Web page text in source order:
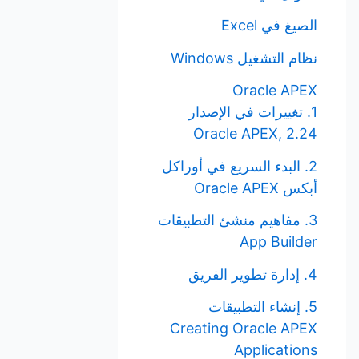
الصيغ في Excel
نظام التشغيل Windows
Oracle APEX
1. تغييرات في الإصدار
Oracle APEX, 2.24
2. البدء السريع في أوراكل
أبكس Oracle APEX
3. مفاهيم منشئ التطبيقات
App Builder
4. إدارة تطوير الفريق
5. إنشاء التطبيقات
Creating Oracle APEX
Applications